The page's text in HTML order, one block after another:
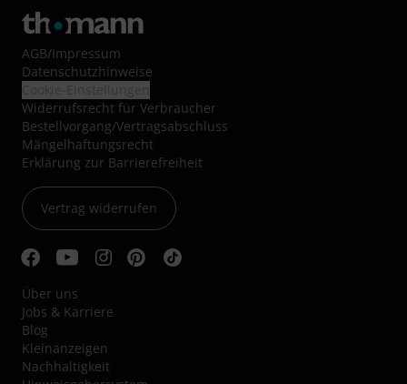
AGB/Impressum
Datenschutzhinweise
Widerrufsrecht für Verbraucher
Bestellvorgang/Vertragsabschluss
Mängelhaftungsrecht
Erklärung zur Barrierefreiheit
Vertrag widerrufen
Über uns
Jobs & Karriere
Blog
Kleinanzeigen
Nachhaltigkeit